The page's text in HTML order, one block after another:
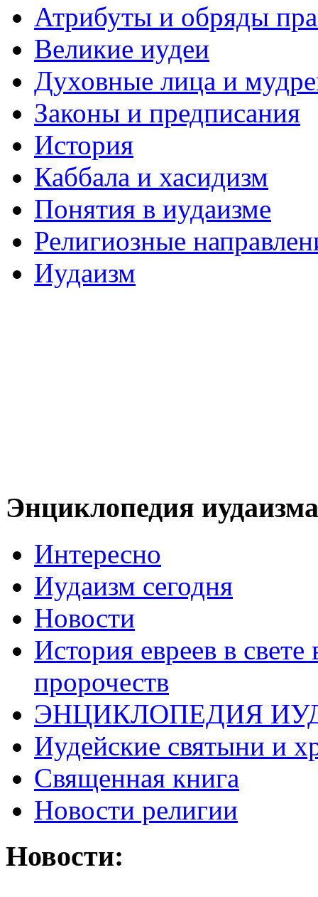
Атрибуты и обряды
Великие иудеи
Духовные лица и
Законы и предписания
История
Каббала и хасидизм
Понятия в иудаизме
Религиозные
Иудаизм
Энциклопедия иудаизма
Интересно
Иудаизм сегодня
Новости
История евреев в
пророчеств
ЭНЦИКЛОПЕДИЯ
Иудейские святыни и
Священная книга
Новости религии
Новости: